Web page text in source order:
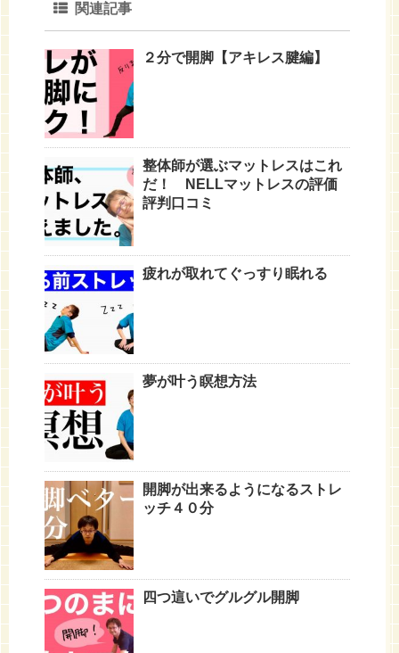
関連記事
２分で開脚【アキレス腱編】
整体師が選ぶマットレスはこれ
だ！ NELLマットレスの評価
評判口コミ
疲れが取れてぐっすり眠れる
夢が叶う瞑想方法
開脚が出来るようになるストレ
ッチ４０分
四つ這いでグルグル開脚